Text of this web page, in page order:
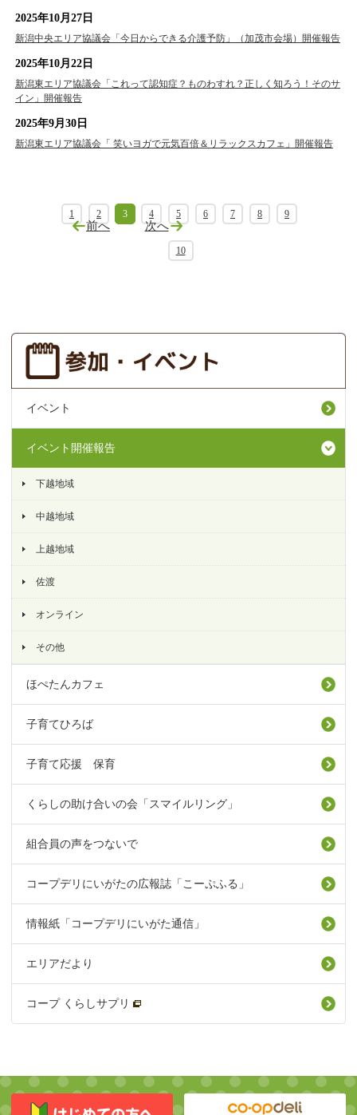
2025年10月27日
新潟中央エリア協議会「今日からできる介護予防」（加茂市会場）開催報告
2025年10月22日
新潟東エリア協議会「これって認知症？ものわすれ？正しく知ろう！そのサ
イン」開催報告
2025年9月30日
新潟東エリア協議会「 笑いヨガで元気百倍＆リラックスカフェ」開催報告
前へ
1 2 3 4 5 6 7 8 9
10
次へ
イベント
イベント開催報告
下越地域
中越地域
上越地域
佐渡
オンライン
その他
ほぺたんカフェ
子育てひろば
子育て応援 保育
くらしの助け合いの会「スマイルリング」
組合員の声をつないで
コープデリにいがたの広報誌「こーぷふる」
情報紙「コープデリにいがた通信」
エリアだより
コープ くらしサプリ